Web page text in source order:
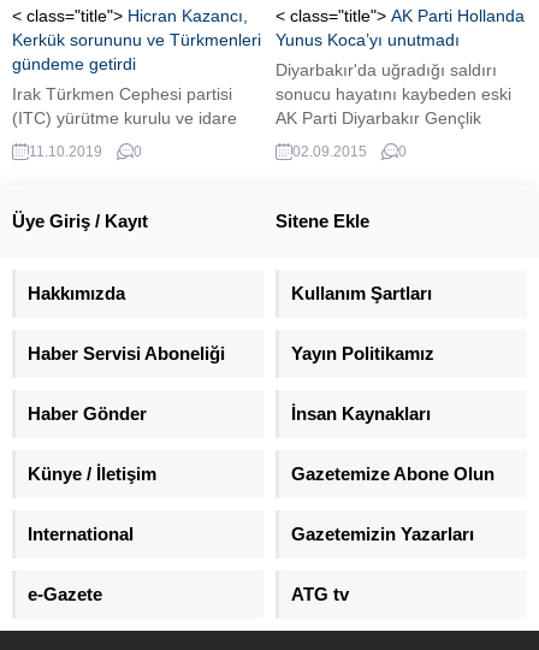
fazlası sağlık giderlerini
karşılamakta “ciddi sıkıntı”
çekiyor. Yunanistan’daki
vatandaşların yüzde 90’ının...
< class="title"> Hicran Kazancı,
Kerkük sorununu ve Türkmenleri
gündeme getirdi
Irak Türkmen Cephesi partisi
(ITC) yürütme kurulu ve idare
heyeti üyesi Dr. Hicran Kazancı,
AVRUPA TÜRK GAZETESİ'ne
değerlendirdi. İşte Kazancı'nın
11.10.2019 0
< class="title"> AK Parti Hollanda
Yunus Koca’yı unutmadı
Diyarbakır'da uğradığı saldırı
sonucu hayatını kaybeden eski
AK Parti Diyarbakır Gençlik
Kolları Başkanı Yunus Koca'nın
katil zanlıları olduğu öne sürülen
edilen silahla yakalandı. Öte
neden oldu.
02.09.2015 0
Üye Giriş / Kayıt Sitene Ekle
Hakkımızda Kullanım Şartları
Haber Servisi Aboneliği Yayın Politikamız
Haber Gönder İnsan Kaynakları
Künye / İletişim Gazetemize Abone Olun
International Gazetemizin Yazarları
e-Gazete ATG tv